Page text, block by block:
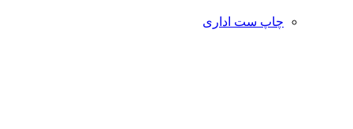
چاپ ست اداری